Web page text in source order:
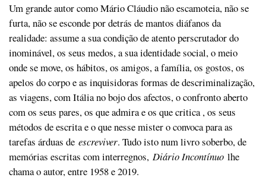
Um grande autor como Mário Cláudio não escamoteia, não se
furta, não se esconde por detrás de mantos diáfanos da
realidade: assume a sua condição de atento perscrutador do
inominável, os seus medos, a sua identidade social, o meio
onde se move, os hábitos, os amigos, a família, os gostos, os
apelos do corpo e as inquisidoras formas de descriminalização,
as viagens, com Itália no bojo dos afectos, o confronto aberto
com os seus pares, os que admira e os que critica , os seus
métodos de escrita e o que nesse mister o convoca para as
tarefas árduas de escreviver. Tudo isto num livro soberbo, de
memórias escritas com interregnos, Diário Incontínuo lhe
chama o autor, entre 1958 e 2019.